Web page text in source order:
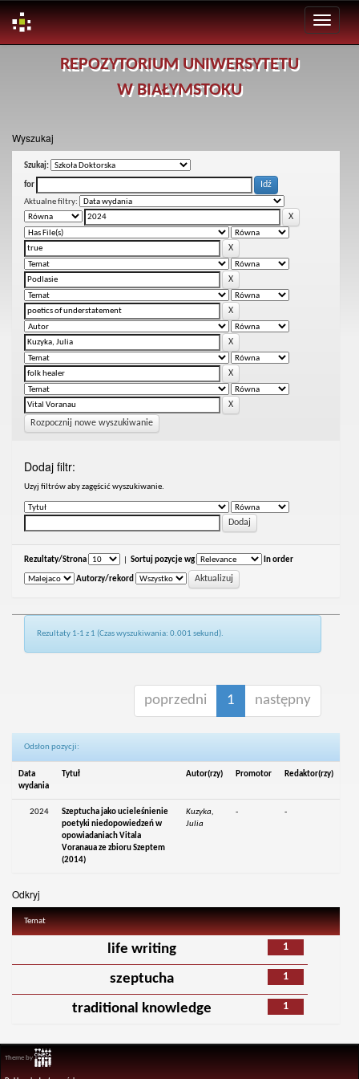
REPOZYTORIUM UNIWERSYTETU
W BIAŁYMSTOKU
Wyszukaj
Szukaj:
for
Aktualne filtry:
Rozpocznij nowe wyszukiwanie
Dodaj filtr:
Uzyj filtrów aby zagęścić wyszukiwanie.
Rezultaty/Strona Sortuj pozycje wg In order
Autorzy/rekord
Rezultaty 1-1 z 1 (Czas wyszukiwania: 0.001 sekund).
poprzedni 1 następny
Odsłon pozycji:
Data
wydania
Tytuł Autor(rzy) Promotor Redaktor(rzy)
2024
Szeptucha jako ucieleśnienie
poetyki niedopowiedzeń w
opowiadaniach Vitala
Voranaua ze zbioru Szeptem
(2014)
Kuzyka,
Julia
- -
Odkryj
Temat
1
life writing
1
szeptucha
1
traditional knowledge
Theme by